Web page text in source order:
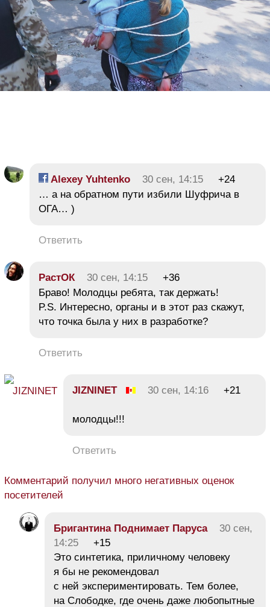
Alexey Yuhtenko 30 сен, 14:15
+24
… а на обратном пути избили Шуфрича в
ОГА… )
Ответить
РастОК 30 сен, 14:15
+36
Браво! Молодцы ребята, так держать!
P.S. Интересно, органы и в этот раз скажут,
что точка была у них в разработке?
Ответить
JIZNINET 30 сен, 14:16 +21
молодцы!!!
Ответить
Комментарий получил много негативных оценок
посетителей
Бригантина Поднимает Паруса
30 сен,
14:25
+15
Это синтетика, приличному человеку
я бы не рекомендовал
с ней экспериментировать. Тем более,
на Слободке, где очень даже любопытные